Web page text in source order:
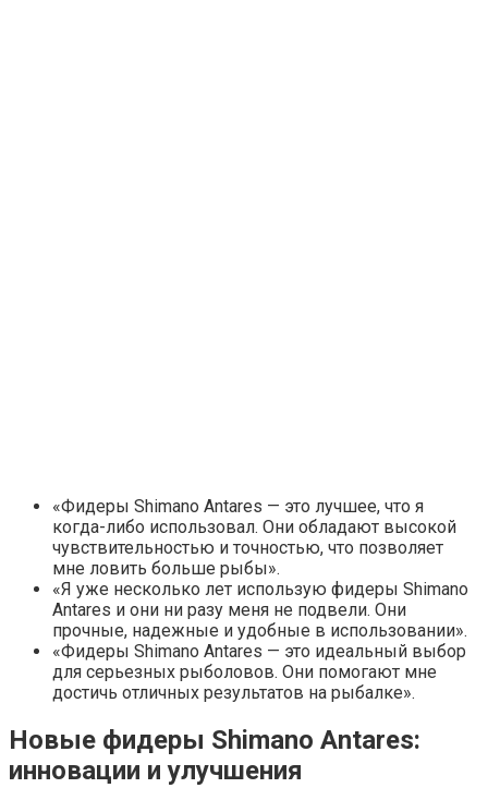
«Фидеры Shimano Antares — это лучшее, что я
когда-либо использовал. Они обладают высокой
чувствительностью и точностью, что позволяет
мне ловить больше рыбы».
«Я уже несколько лет использую фидеры Shimano
Antares и они ни разу меня не подвели. Они
прочные, надежные и удобные в использовании».
«Фидеры Shimano Antares — это идеальный выбор
для серьезных рыболовов. Они помогают мне
достичь отличных результатов на рыбалке».
Новые фидеры Shimano Antares:
инновации и улучшения